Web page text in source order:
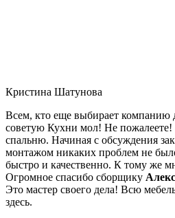
Кристина Шатунова
Всем, кто еще выбирает компанию
советую Кухни мол! Не пожалеете!
спальню. Начиная с обсуждения
монтажом никаких проблем не
быстро и качественно. К тому же
Огромное спасибо сборщику
Это мастер своего дела! Всю
здесь.